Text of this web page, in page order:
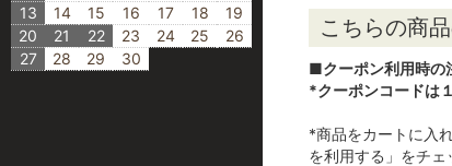
13
14 15 16 17 18
19
20
21 22 23 24 25
26
27
28 29 30
こちらの商
■クーポン利用時の
*クーポンコードは
*商品をカートに入
を利用する」をチ